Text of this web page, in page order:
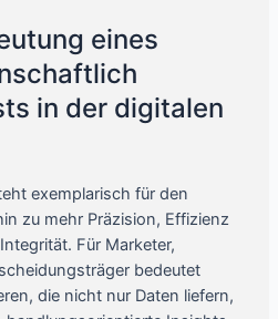
eines
in der digitalen
exemplarisch für den
zu mehr Präzision, Effizienz
Für Marketer,
bedeutet
die nicht nur Daten liefern,